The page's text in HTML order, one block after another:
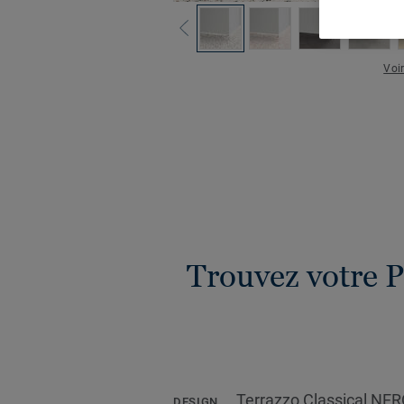
Trouvez votre
Terrazzo Classical